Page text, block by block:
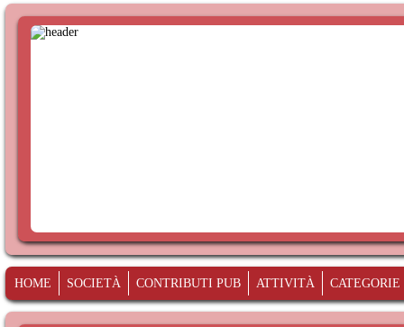
HOME SOCIETÀ CONTRIBUTI PUB ATTIVITÀ CATEGORIE